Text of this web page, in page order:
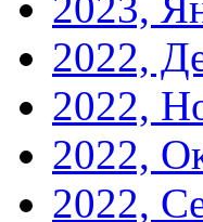
2022,
2022,
2022,
2022,